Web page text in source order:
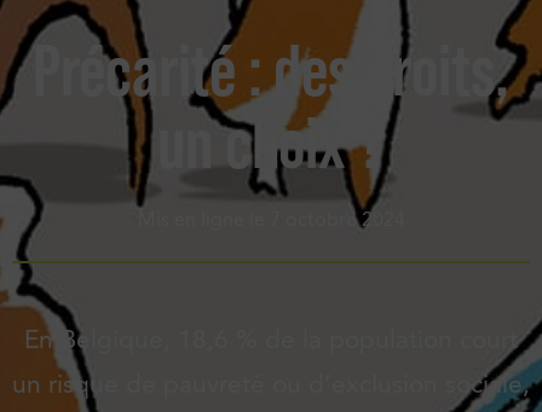
Précarité : des droits,
un choix ?
7 octobre 2024
En Belgique, 18,6 % de la population court
un risque de pauvreté ou d’exclusion sociale,